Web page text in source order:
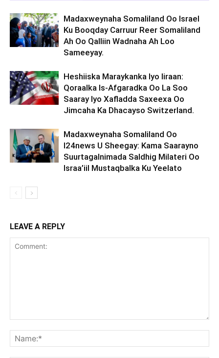
Madaxweynaha Somaliland Oo Israel
Ku Booqday Carruur Reer Somaliland
Ah Oo Qalliin Wadnaha Ah Loo
Sameeyay.
Heshiiska Maraykanka Iyo Iiraan:
Qoraalka Is-Afgaradka Oo La Soo
Saaray Iyo Xafladda Saxeexa Oo
Jimcaha Ka Dhacayso Switzerland.
Madaxweynaha Somaliland Oo
I24news U Sheegay: Kama Saarayno
Suurtagalnimada Saldhig Milateri Oo
Israa’iil Mustaqbalka Ku Yeelato
LEAVE A REPLY